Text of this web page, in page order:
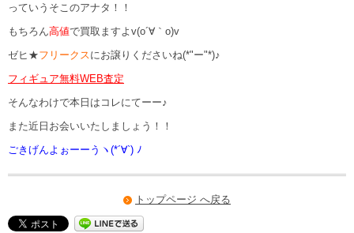
っていうそこのアナタ！！
もちろん高値で買取ますよv(o´∀｀o)v
ゼヒ★フリークス にお譲りくださいね(*"ー"*)♪
フィギュア無料WEB査定
そんなわけで本日はコレにてーー♪
また近日お会いいたしましょう！！
ごきげんよぉーーうヽ(*´∀`) ﾉ
トップページ へ戻る